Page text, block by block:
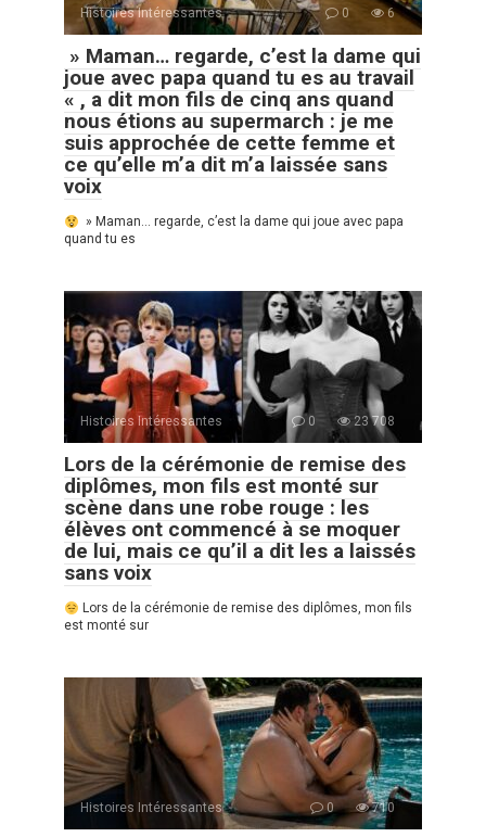
Histoires Intéressantes 0 6
» Maman… regarde, c’est la dame qui
joue avec papa quand tu es au travail
« , a dit mon fils de cinq ans quand
nous étions au supermarch : je me
suis approchée de cette femme et
ce qu’elle m’a dit m’a laissée sans
voix
» Maman… regarde, c’est la dame qui joue avec papa
quand tu es
Histoires Intéressantes 0 23 708
Lors de la cérémonie de remise des
diplômes, mon fils est monté sur
scène dans une robe rouge : les
élèves ont commencé à se moquer
de lui, mais ce qu’il a dit les a laissés
sans voix
Lors de la cérémonie de remise des diplômes, mon fils
est monté sur
Histoires Intéressantes 0 710